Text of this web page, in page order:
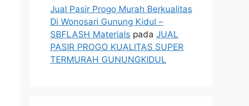
Jual Pasir Progo Murah Berkualitas
Di Wonosari Gunung Kidul –
SBFLASH Materials pada JUAL
PASIR PROGO KUALITAS SUPER
TERMURAH GUNUNGKIDUL